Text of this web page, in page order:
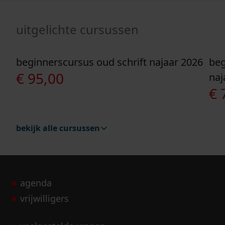
uitgelichte cursussen
beginnerscursus oud schrift najaar 2026
€ 95,00
Ga naar "Beginnerscursus oud schrift najaar
€
Ga
bekijk alle cursussen
agenda
vrijwilligers